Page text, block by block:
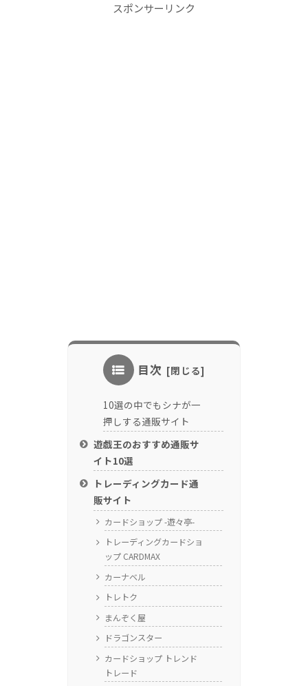
スポンサーリンク
目次
10選の中でもシナが一
押しする通販サイト
遊戯王のおすすめ通販サ
イト10選
トレーディングカード通
販サイト
カードショップ -遊々亭-
トレーディングカードショ
ップ CARDMAX
カーナベル
トレトク
まんぞく屋
ドラゴンスター
カードショップ トレンド
トレード